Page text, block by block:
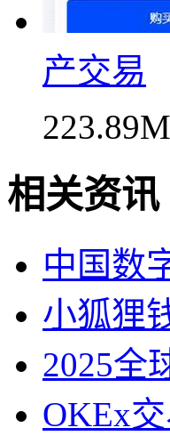
产交易
相关资讯
中国数
小狐狸
2025全
OKEx